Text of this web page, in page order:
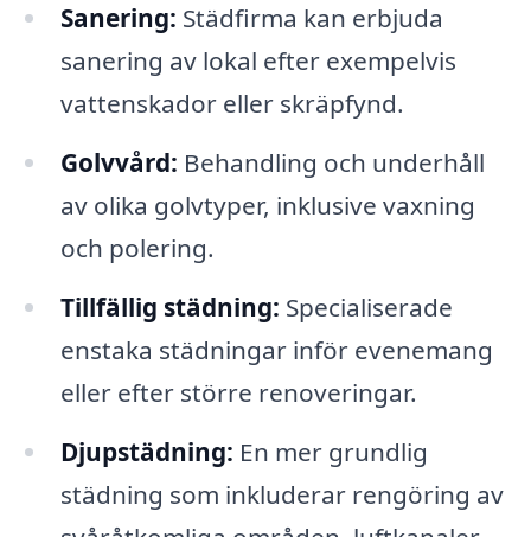
Sanering: Städfirma kan erbjuda
sanering av lokal efter exempelvis
vattenskador eller skräpfynd.
Golvvård: Behandling och underhåll
av olika golvtyper, inklusive vaxning
och polering.
Tillfällig städning: Specialiserade
enstaka städningar inför evenemang
eller efter större renoveringar.
Djupstädning: En mer grundlig
städning som inkluderar rengöring av